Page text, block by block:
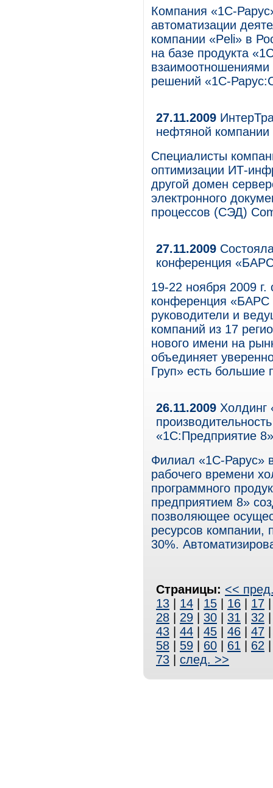
Компания «1С-
автоматизации
компании «Peli» в
на базе продукта
взаимоотношениями
решений «1С-
27.11.2009
нефтяной компании
Специалисты
оптимизации ИТ-
другой домен
электронного
процессов (СЭД)
27.11.2009
конференция
19-22 ноября 2009 г.
конференция «БАРС
руководители и
компаний из 17
нового имени на
объединяет
Груп» есть большие
26.11.2009 Холдинг
«1С:Предприятие
Филиал «1С-Рарус»
рабочего времени
программного
предприятием 8»
позволяющее
ресурсов компании,
30%.
Страницы: <<
13
14 15 16 17
28
29 30 31 32
43
44 45 46 47
58
59 60 61 62
73
след. >>